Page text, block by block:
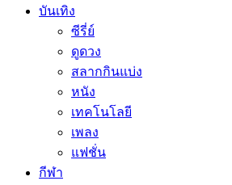
บันเทิง
ซีรี่ย์
ดูดวง
สลากกินแบ่ง
หนัง
เทคโนโลยี
เพลง
แฟชั่น
กีฬา